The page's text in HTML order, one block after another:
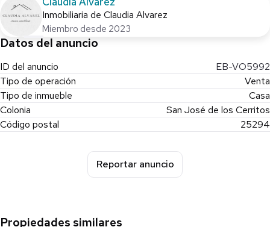
Inmobiliaria de Claudia Alvarez
Miembro desde 2023
Datos del anuncio
ID del anuncio
EB-VO5992
Tipo de operación
Venta
Tipo de inmueble
Casa
Colonia
San José de los Cerritos
Código postal
25294
Reportar anuncio
Propiedades similares